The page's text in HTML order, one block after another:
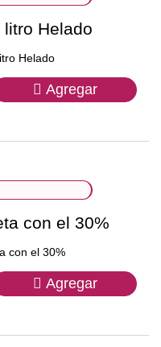
Helado
Helado
Agregar
con el 30%
con el 30%
Agregar